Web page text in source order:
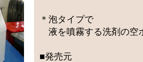
＊泡タイプで
液を噴霧する洗剤の空
■発売元